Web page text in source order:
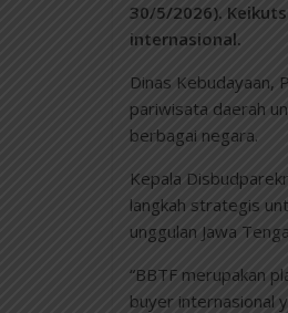
30/5/2026).
internasional.
Dinas Kebudayaan,
pariwisata daerah
berbagai negara.
Kepala
langkah strategis
unggulan Jawa
“BBTF merupakan
buyer internasional